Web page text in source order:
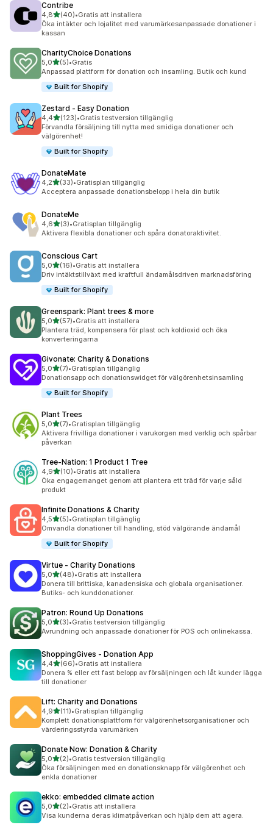
Contribe
4,8av 5 stjärnor
(40)
40 recensioner totalt
•Gratis att installera
Öka intäkter och lojalitet med varumärkesanpassade donationer i
kassan
CharityChoice Donations
5,0av 5 stjärnor
(5)
5 recensioner totalt
•Gratis
Anpassad plattform för donation och insamling. Butik och kund
Built for Shopify
Zestard ‑ Easy Donation
4,4av 5 stjärnor
(123)
123 recensioner totalt
•Gratis testversion tillgänglig
Förvandla försäljning till nytta med smidiga donationer och
välgörenhet!
Built for Shopify
DonateMate
4,2av 5 stjärnor
(33)
33 recensioner totalt
•Gratisplan tillgänglig
Acceptera anpassade donationsbelopp i hela din butik
DonateMe
4,6av 5 stjärnor
(3)
3 recensioner totalt
•Gratisplan tillgänglig
Aktivera flexibla donationer och spåra donatoraktivitet.
Conscious Cart
5,0av 5 stjärnor
(16)
16 recensioner totalt
•Gratis att installera
Driv intäktstillväxt med kraftfull ändamålsdriven marknadsföring
Built for Shopify
Greenspark: Plant trees & more
5,0av 5 stjärnor
(57)
57 recensioner totalt
•Gratis att installera
Plantera träd, kompensera för plast och koldioxid och öka
konverteringarna
Givonate: Charity & Donations
5,0av 5 stjärnor
(7)
7 recensioner totalt
•Gratisplan tillgänglig
Donationsapp och donationswidget för välgörenhetsinsamling
Built for Shopify
Plant Trees
5,0av 5 stjärnor
(7)
7 recensioner totalt
•Gratisplan tillgänglig
Aktivera frivilliga donationer i varukorgen med verklig och spårbar
påverkan
Tree‑Nation: 1 Product 1 Tree
4,9av 5 stjärnor
(10)
10 recensioner totalt
•Gratis att installera
Öka engagemanget genom att plantera ett träd för varje såld
produkt
Infinite Donations & Charity
4,5av 5 stjärnor
(5)
5 recensioner totalt
•Gratisplan tillgänglig
Omvandla donationer till handling, stöd välgörande ändamål
Built for Shopify
Virtue ‑ Charity Donations
5,0av 5 stjärnor
(48)
48 recensioner totalt
•Gratis att installera
Donera till brittiska, kanadensiska och globala organisationer.
Butiks- och kunddonationer.
Patron: Round Up Donations
5,0av 5 stjärnor
(3)
3 recensioner totalt
•Gratis testversion tillgänglig
Avrundning och anpassade donationer för POS och onlinekassa.
ShoppingGives ‑ Donation App
4,4av 5 stjärnor
(66)
66 recensioner totalt
•Gratis att installera
Donera % eller ett fast belopp av försäljningen och låt kunder lägga
till donationer
Lift: Charity and Donations
4,9av 5 stjärnor
(11)
11 recensioner totalt
•Gratisplan tillgänglig
Komplett donationsplattform för välgörenhetsorganisationer och
värderingsstyrda varumärken
Donate Now: Donation & Charity
5,0av 5 stjärnor
(2)
2 recensioner totalt
•Gratis testversion tillgänglig
Öka försäljningen med en donationsknapp för välgörenhet och
enkla donationer
ekko: embedded climate action
5,0av 5 stjärnor
(2)
2 recensioner totalt
•Gratis att installera
Visa kunderna deras klimatpåverkan och hjälp dem att agera.